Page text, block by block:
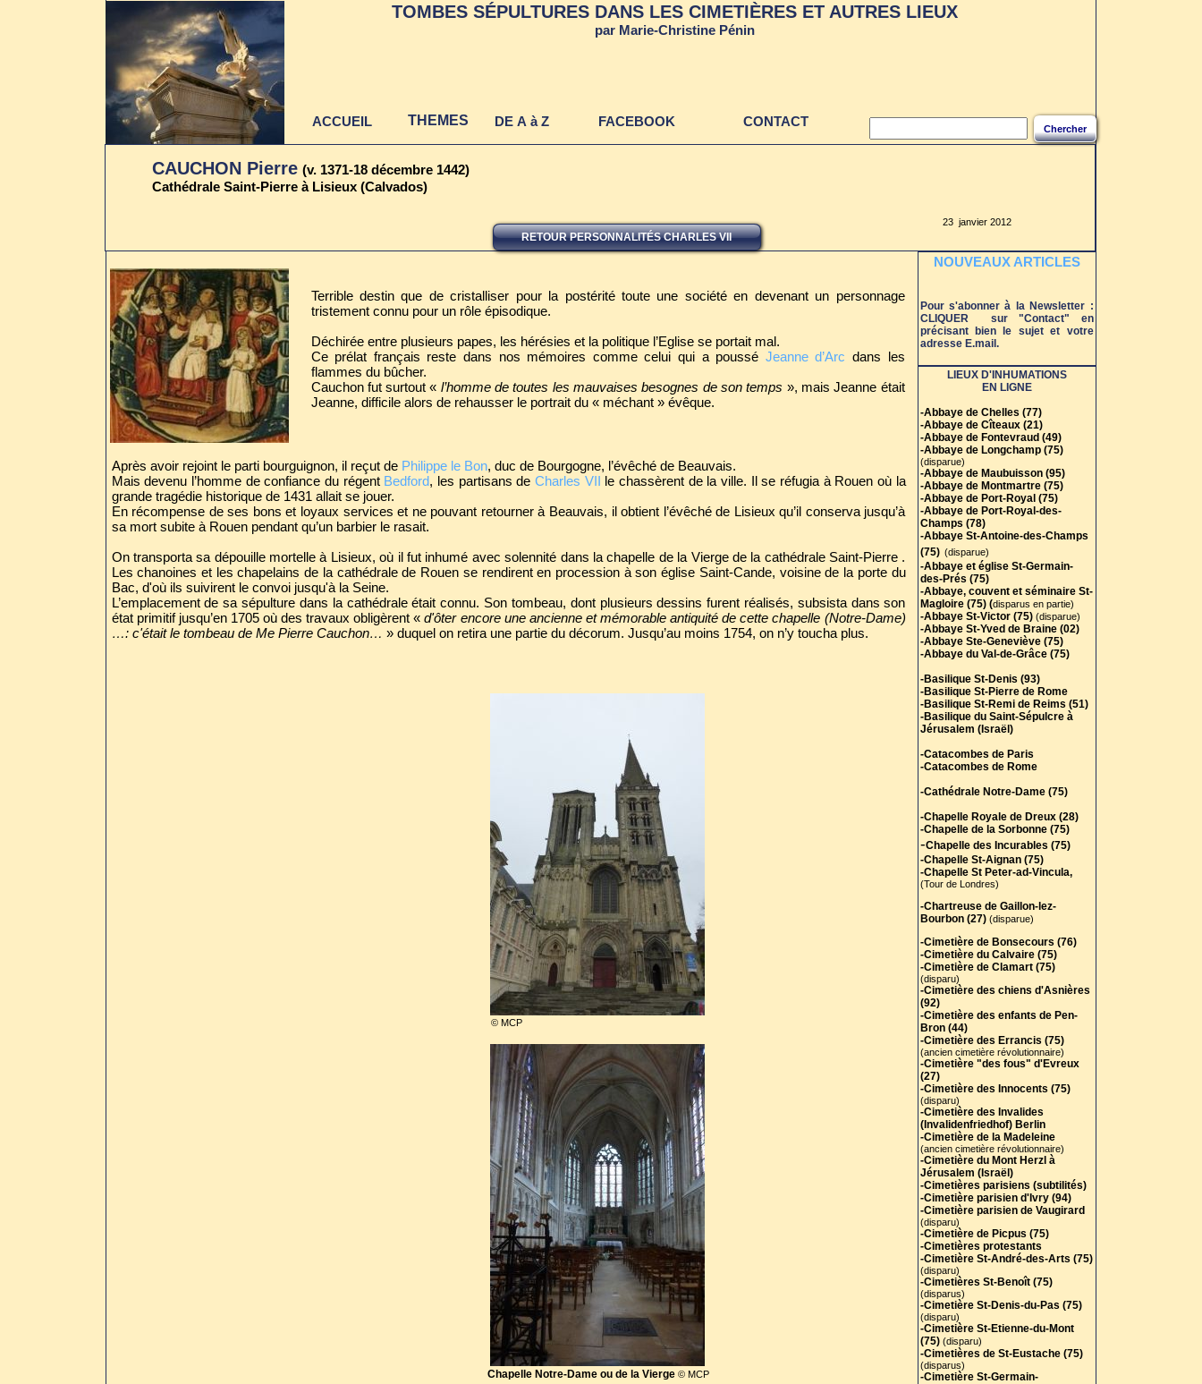
RETOUR PERSONNALITÉS CHARLES VII
23 janvier 2012
CAUCHON Pierre (v. 1371-18 décembre 1442)
Cathédrale Saint-Pierre à Lisieux (Calvados)
Terrible destin que de cristalliser pour la postérité toute une société en devenant un personnage
tristement connu pour un rôle épisodique.
Déchirée entre plusieurs papes, les hérésies et la politique l’Eglise se portait mal.
Ce prélat français reste dans nos mémoires comme celui qui a poussé Jeanne d’Arc dans les
flammes du bûcher.
Cauchon fut surtout « l’homme de toutes les mauvaises besognes de son temps », mais Jeanne était
Jeanne, difficile alors de rehausser le portrait du « méchant » évêque.
Après avoir rejoint le parti bourguignon, il reçut de Philippe le Bon, duc de Bourgogne, l’évêché de Beauvais.
Mais devenu l’homme de confiance du régent Bedford, les partisans de Charles VII le chassèrent de la ville. Il se réfugia à Rouen où la
grande tragédie historique de 1431 allait se jouer.
En récompense de ses bons et loyaux services et ne pouvant retourner à Beauvais, il obtient l’évêché de Lisieux qu’il conserva jusqu’à
sa mort subite à Rouen pendant qu’un barbier le rasait.
On transporta sa dépouille mortelle à Lisieux, où il fut inhumé avec solennité dans la chapelle de la Vierge de la cathédrale Saint-Pierre .
Les chanoines et les chapelains de la cathédrale de Rouen se rendirent en procession à son église Saint-Cande, voisine de la porte du
Bac, d'où ils suivirent le convoi jusqu'à la Seine.
L’emplacement de sa sépulture dans la cathédrale était connu. Son tombeau, dont plusieurs dessins furent réalisés, subsista dans son
état primitif jusqu’en 1705 où des travaux obligèrent «d'ôter encore une ancienne et mémorable antiquité de cette chapelle (Notre-Dame)
…: c'était le tombeau de Me Pierre Cauchon… » duquel on retira une partie du décorum. Jusqu’au moins 1754, on n’y toucha plus.
© MCP
Chapelle Notre-Dame ou de la Vierge© MCP
TOMBES ET SEPULTURES DANS LES
CIMETIERES ET AUTRES LIEUX
au 22 juin 2021
TOMBES SÉPULTURES DANS LES CIMETIÈRES ET AUTRES LIEUX
par Marie-Christine Pénin
ACCUEIL THEMES FACEBOOK
DE A à Z Chercher
CONTACT
NOUVEAUX ARTICLES
Pour s'abonner à la Newsletter :
CLIQUER sur "Contact" en
précisant bien le sujet et votre
adresse E.mail.
LIEUX D'INHUMATIONS
EN LIGNE
-Abbaye de Chelles (77)
-Abbaye de Cîteaux (21)
-Abbaye de Fontevraud (49)
-Abbaye de Longchamp (75)
(disparue)
-Abbaye de Maubuisson (95)
-Abbaye de Montmartre (75)
-Abbaye de Port-Royal (75)
-Abbaye de Port-Royal-des-
Champs (78)
-Abbaye St-Antoine-des-Champs
(75) (disparue)
-Abbaye et église St-Germain-
des-Prés (75)
-Abbaye, couvent et séminaire St-
Magloire (75) (disparus en partie)
-Abbaye St-Victor (75) (disparue)
-Abbaye St-Yved de Braine (02)
-Abbaye Ste-Geneviève (75)
-Abbaye du Val-de-Grâce (75)
-Basilique St-Denis (93)
-Basilique St-Pierre de Rome
-Basilique St-Remi de Reims (51)
-Basilique du Saint-Sépulcre à
Jérusalem (Israël)
-Catacombes de Paris
-Catacombes de Rome
-Cathédrale Notre-Dame (75)
-Chapelle Royale de Dreux (28)
-Chapelle de la Sorbonne (75)
-Chapelle des Incurables (75)
-Chapelle St-Aignan (75)
-Chapelle St Peter-ad-Vincula,
(Tour de Londres)
-Chartreuse de Gaillon-lez-
Bourbon (27) (disparue)
-Cimetière de Bonsecours (76)
-Cimetière du Calvaire (75)
-Cimetière de Clamart (75)
(disparu)
-Cimetière des chiens d'Asnières
(92)
-Cimetière des enfants de Pen-
Bron (44)
-Cimetière des Errancis (75)
(ancien cimetière révolutionnaire)
-Cimetière "des fous" d'Evreux
(27)
-Cimetière des Innocents (75)
(disparu)
-Cimetière des Invalides
(Invalidenfriedhof) Berlin
-Cimetière de la Madeleine
(ancien cimetière révolutionnaire)
-Cimetière du Mont Herzl à
Jérusalem (Israël)
-Cimetières parisiens (subtilités)
-Cimetière parisien d'Ivry (94)
-Cimetière parisien de Vaugirard
(disparu)
-Cimetière de Picpus (75)
-Cimetières protestants
-Cimetière St-André-des-Arts (75)
(disparu)
-Cimetières St-Benoît (75)
(disparus)
-Cimetière St-Denis-du-Pas (75)
(disparu)
-Cimetière St-Etienne-du-Mont
(75) (disparu)
-Cimetières de St-Eustache (75)
(disparus)
-Cimetière St-Germain-